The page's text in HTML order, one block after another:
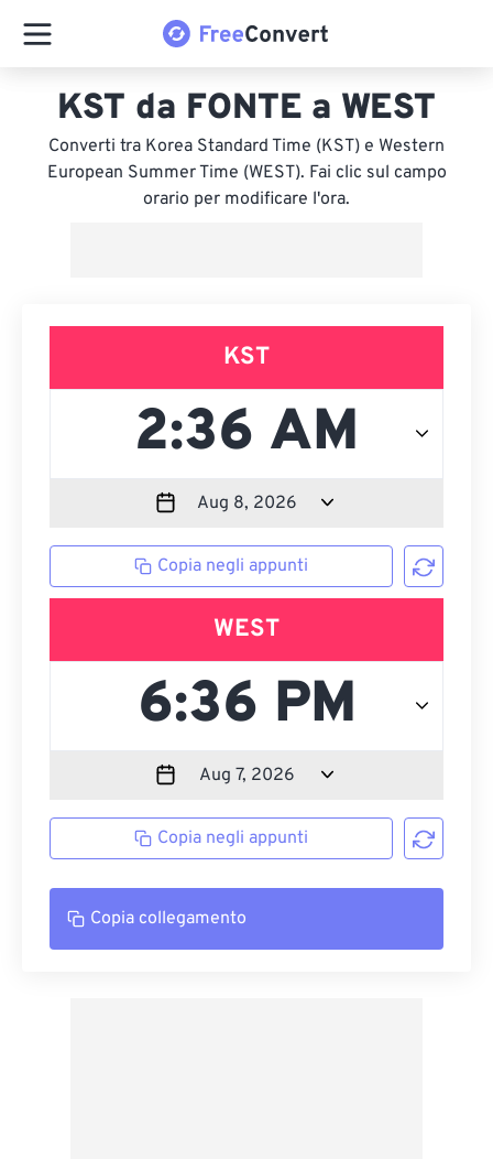
KST da FONTE a WEST
Converti tra Korea Standard Time (KST) e Western
European Summer Time (WEST). Fai clic sul campo
orario per modificare l'ora.
KST
Copia negli appunti
WEST
Copia negli appunti
Copia collegamento